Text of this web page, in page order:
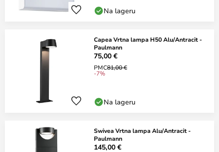
Na lageru
Capea Vrtna lampa H50 Alu/Antracit -
Paulmann
75,00 €
PMC81,00 €
-7%
Na lageru
Swivea Vrtna lampa Alu/Antracit -
Paulmann
145,00 €